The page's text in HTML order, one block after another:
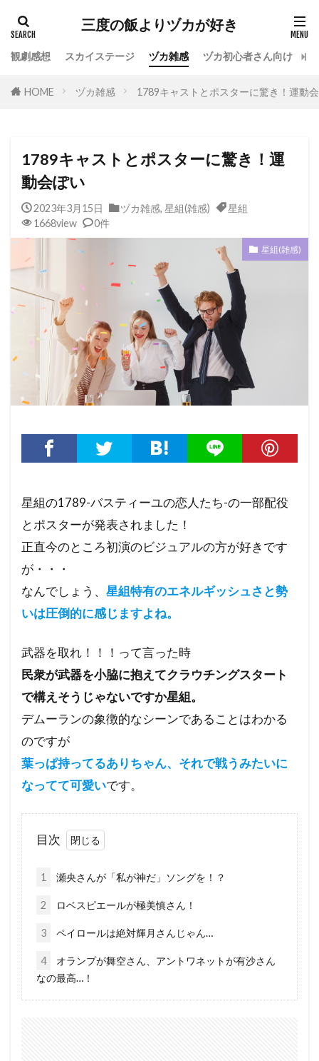
三度の飯よりヅカが好き
観劇感想 スカイステージ ヅカ雑感 ヅカ初心者さん向け
HOME ヅカ雑感 1789キャストとポスターに驚き！運動
1789キャストとポスターに驚き！運
動会ぽい
2023年3月15日 ヅカ雑感, 星組(雑感)
星組
1668view
0件
星組(雑感)
星組の1789-バスティーユの恋人たち-の一部配役
とポスターが発表されました！
正直今のところ初演のビジュアルの方が好きです
が・・・
なんでしょう、 星組特有のエネルギッシュさと勢
いは圧倒的に感じますよね。
武器を取れ！！！って言った時
民衆が武器を小脇に抱えてクラウチングスタート
で構えそうじゃないですか星組。
デムーランの象徴的なシーンであることはわかる
のですが
葉っぱ持ってるありちゃん、それで戦うみたいに
なってて可愛いです。
目次
1 瀬央さんが「私が神だ」ソングを！？
2 ロベスピエールが極美慎さん！
3 ペイロールは絶対輝月さんじゃん…
4
オランプが舞空さん、アントワネットが有沙さん
なの最高…！
専科 花組 月組 雪組
星組
オペラグラス
レヴュースタァライト
初心者
初観劇
かげきしょうじょ!!
検索